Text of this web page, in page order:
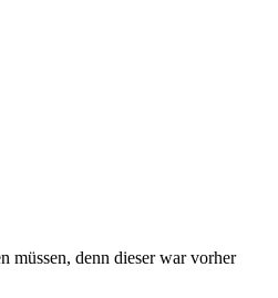
müssen, denn dieser war vorher